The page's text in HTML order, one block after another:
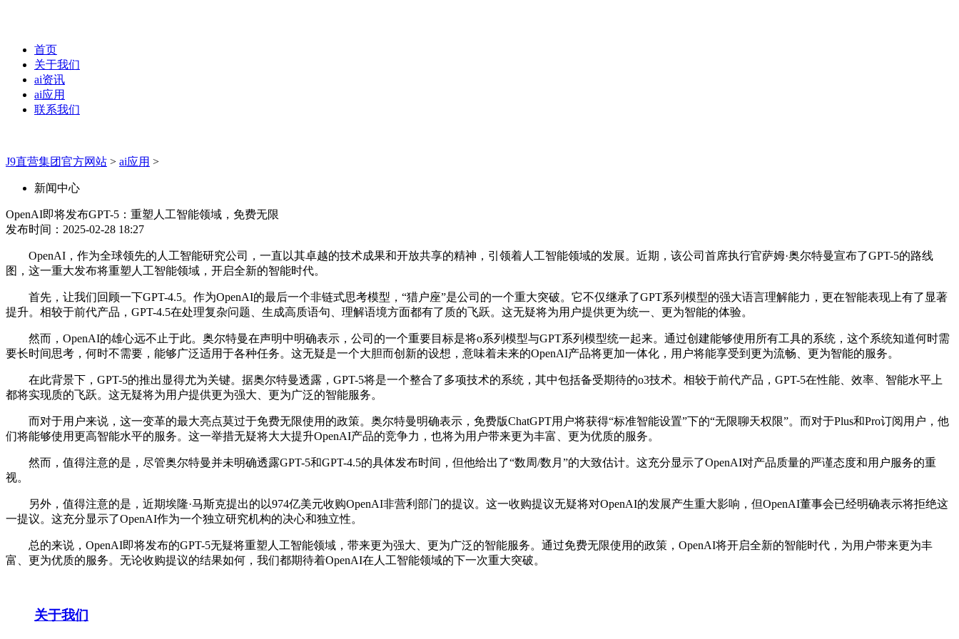
首页
关于我们
ai资讯
ai应用
联系我们
J9直营集团官方网站 > ai应用 >
新闻中心
OpenAI即将发布GPT-5：重塑人工智能领域，免费无限
发布时间：2025-02-28 18:27
OpenAI，作为全球领先的人工智能研究公司，一直以其卓越的技术成果和开放共享的精神，引领着人工智能领域的发展。近期，该公司首席执行官萨姆·奥尔特曼宣布了GPT-5的路线
图，这一重大发布将重塑人工智能领域，开启全新的智能时代。
首先，让我们回顾一下GPT-4.5。作为OpenAI的最后一个非链式思考模型，“猎户座”是公司的一个重大突破。它不仅继承了GPT系列模型的强大语言理解能力，更在智能表现上有了显著
提升。相较于前代产品，GPT-4.5在处理复杂问题、生成高质语句、理解语境方面都有了质的飞跃。这无疑将为用户提供更为统一、更为智能的体验。
然而，OpenAI的雄心远不止于此。奥尔特曼在声明中明确表示，公司的一个重要目标是将o系列模型与GPT系列模型统一起来。通过创建能够使用所有工具的系统，这个系统知道何时需
要长时间思考，何时不需要，能够广泛适用于各种任务。这无疑是一个大胆而创新的设想，意味着未来的OpenAI产品将更加一体化，用户将能享受到更为流畅、更为智能的服务。
在此背景下，GPT-5的推出显得尤为关键。据奥尔特曼透露，GPT-5将是一个整合了多项技术的系统，其中包括备受期待的o3技术。相较于前代产品，GPT-5在性能、效率、智能水平上
都将实现质的飞跃。这无疑将为用户提供更为强大、更为广泛的智能服务。
而对于用户来说，这一变革的最大亮点莫过于免费无限使用的政策。奥尔特曼明确表示，免费版ChatGPT用户将获得“标准智能设置”下的“无限聊天权限”。而对于Plus和Pro订阅用户，他
们将能够使用更高智能水平的服务。这一举措无疑将大大提升OpenAI产品的竞争力，也将为用户带来更为丰富、更为优质的服务。
然而，值得注意的是，尽管奥尔特曼并未明确透露GPT-5和GPT-4.5的具体发布时间，但他给出了“数周/数月”的大致估计。这充分显示了OpenAI对产品质量的严谨态度和用户服务的重
视。
另外，值得注意的是，近期埃隆·马斯克提出的以974亿美元收购OpenAI非营利部门的提议。这一收购提议无疑将对OpenAI的发展产生重大影响，但OpenAI董事会已经明确表示将拒绝这
一提议。这充分显示了OpenAI作为一个独立研究机构的决心和独立性。
总的来说，OpenAI即将发布的GPT-5无疑将重塑人工智能领域，带来更为强大、更为广泛的智能服务。通过免费无限使用的政策，OpenAI将开启全新的智能时代，为用户带来更为丰
富、更为优质的服务。无论收购提议的结果如何，我们都期待着OpenAI在人工智能领域的下一次重大突破。
关于我们